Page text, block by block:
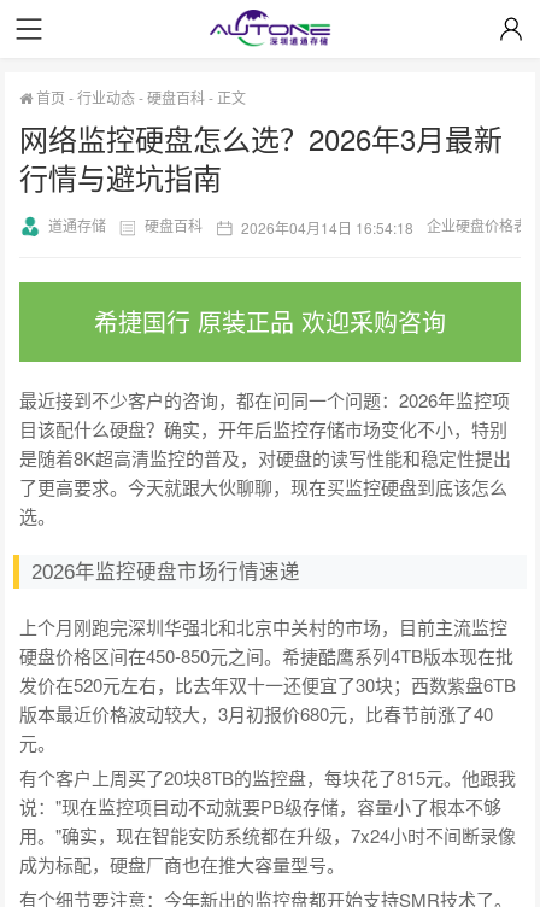
首页 -行业动态-硬盘百科- 正文
网络监控硬盘怎么选？2026年3月最新
行情与避坑指南
道通存储 硬盘百科 2026年04月14日 16:54:18 企业硬盘价格表
希捷国行 原装正品 欢迎采购咨询
最近接到不少客户的咨询，都在问同一个问题：2026年监控项
目该配什么硬盘？确实，开年后监控存储市场变化不小，特别
是随着8K超高清监控的普及，对硬盘的读写性能和稳定性提出
了更高要求。今天就跟大伙聊聊，现在买监控硬盘到底该怎么
选。
2026年监控硬盘市场行情速递
上个月刚跑完深圳华强北和北京中关村的市场，目前主流监控
硬盘价格区间在450-850元之间。希捷酷鹰系列4TB版本现在批
发价在520元左右，比去年双十一还便宜了30块；西数紫盘6TB
版本最近价格波动较大，3月初报价680元，比春节前涨了40
元。
有个客户上周买了20块8TB的监控盘，每块花了815元。他跟我
说："现在监控项目动不动就要PB级存储，容量小了根本不够
用。"确实，现在智能安防系统都在升级，7x24小时不间断录像
成为标配，硬盘厂商也在推大容量型号。
有个细节要注意：今年新出的监控盘都开始支持SMR技术了。